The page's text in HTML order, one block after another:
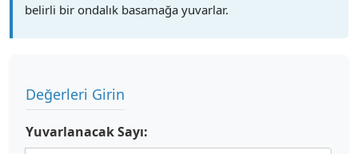
belirli bir ondalık basamağa yuvarlar.
Değerleri Girin
Yuvarlanacak Sayı: